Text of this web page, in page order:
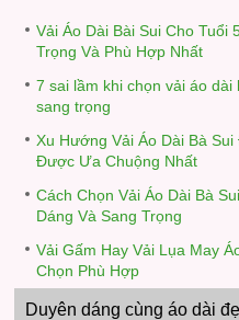
Vải Áo Dài Bài Sui Cho Tuổi
Trọng Và Phù Hợp Nhất
7 sai lầm khi chọn vải áo
sang trọng
Xu Hướng Vải Áo Dài Bà
Được Ưa Chuộng Nhất
Cách Chọn Vải Áo Dài Bà
Dáng Và Sang Trọng
Vải Gấm Hay Vải Lụa May
Chọn Phù Hợp
Duyên dáng cùng áo dài